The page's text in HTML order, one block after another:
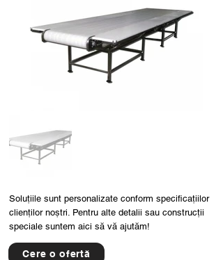
Soluțiile sunt personalizate conform specificațiilor
clienților noștri. Pentru alte detalii sau construcții
speciale suntem aici să vă ajutăm!
Cere o ofertă